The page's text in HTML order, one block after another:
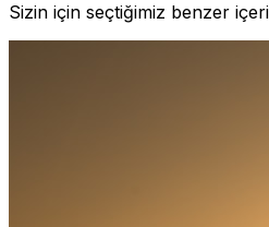
Sizin için seçtiğimiz benzer